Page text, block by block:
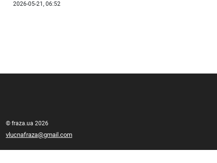
2026-05-21, 06:52
© fraza.ua 2026
vlucnafraza@gmail.com